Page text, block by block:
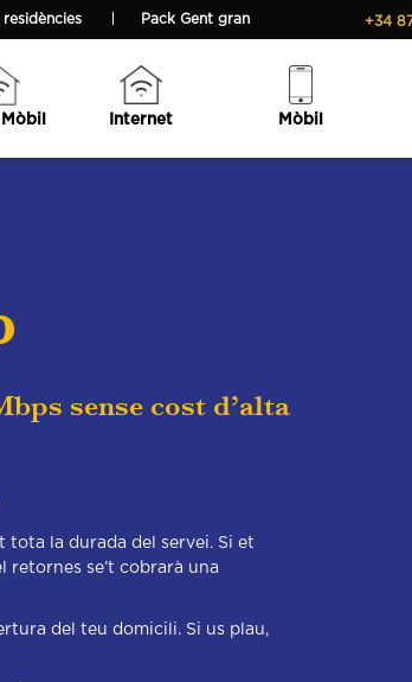
residències Pack Gent gran +34
Internet Mòbil
sense cost d’alta
la durada del servei. Si et
retornes se’t cobrarà una
del teu domicili. Si us plau,